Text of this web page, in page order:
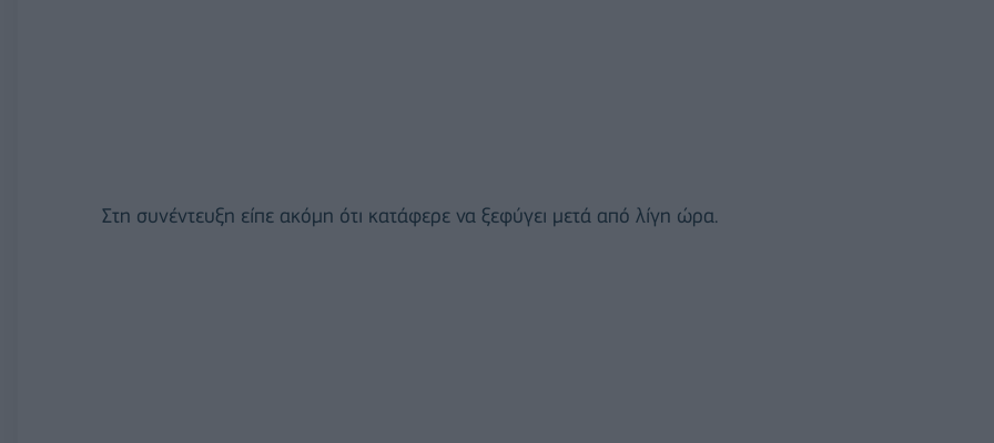
Στη συνέντευξη είπε ακόμη ότι κατάφερε να ξεφύγει μετά από λίγη ώρα.